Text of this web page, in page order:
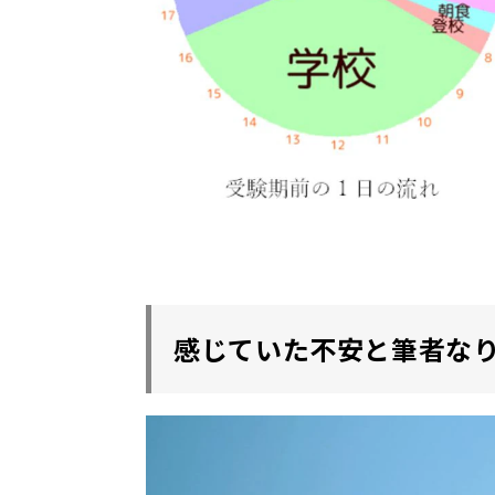
感じていた不安と筆者な